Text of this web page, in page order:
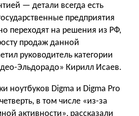
— детали всегда есть
предприятия
переходят на решения из РФ,
продаж данной
руководитель категории
Эльдорадо» Кирилл Исаев.
ноутбуков Digma и Digma Pro
в том числе «из-за
активности», рассказали